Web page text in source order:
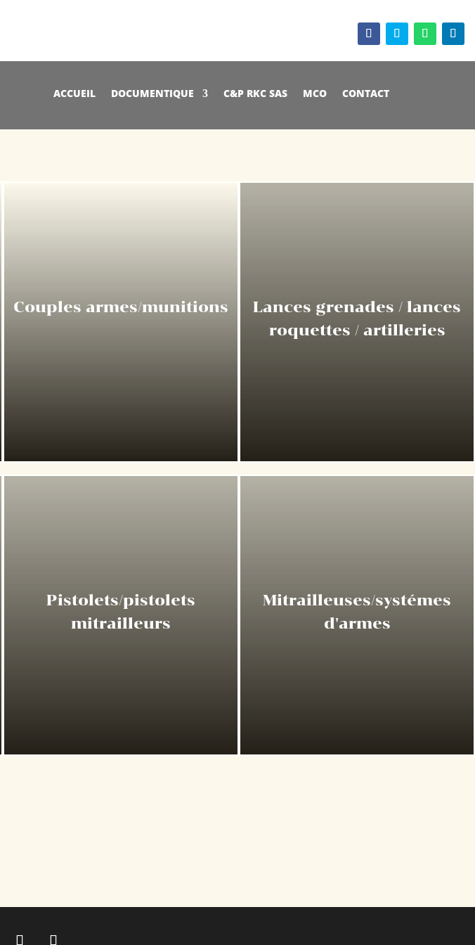
ACCUEIL DOCUMENTIQUE C&P RKC SAS MCO CONTACT
Couples armes/munitions
Lances grenades / lances
roquettes / artilleries
Pistolets/pistolets
mitrailleurs
Mitrailleuses/systémes
d'armes